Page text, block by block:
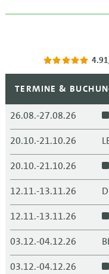
TERMINE &
26.08.-27.08.26
20.10.-21.10.26
20.10.-21.10.26
12.11.-13.11.26
12.11.-13.11.26
03.12.-04.12.26
03.12.-04.12.26